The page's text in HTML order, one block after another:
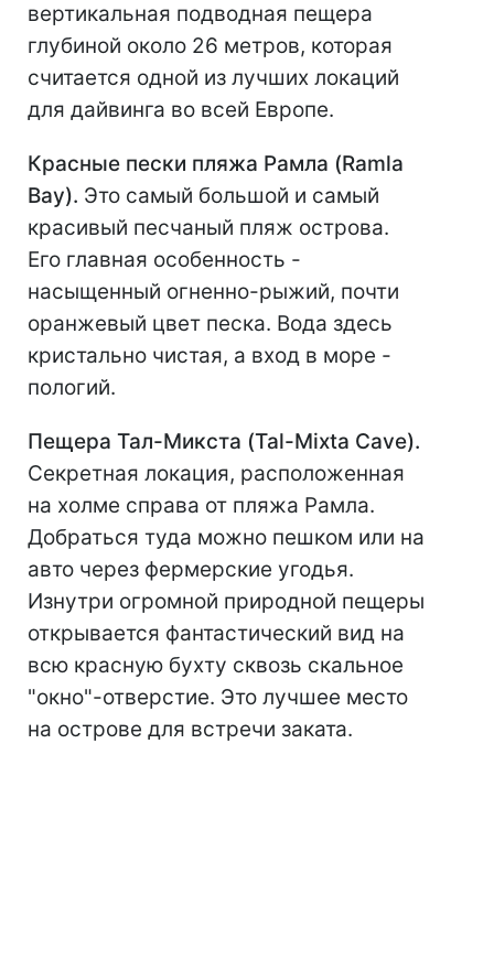
вертикальная подводная пещера
глубиной около 26 метров, которая
считается одной из лучших локаций
для дайвинга во всей Европе.
Красные пески пляжа Рамла (Ramla
Bay). Это самый большой и самый
красивый песчаный пляж острова.
Его главная особенность -
насыщенный огненно-рыжий, почти
оранжевый цвет песка. Вода здесь
кристально чистая, а вход в море -
пологий.
Пещера Тал-Микста (Tal-Mixta Cave).
Секретная локация, расположенная
на холме справа от пляжа Рамла.
Добраться туда можно пешком или на
авто через фермерские угодья.
Изнутри огромной природной пещеры
открывается фантастический вид на
всю красную бухту сквозь скальное
"окно"-отверстие. Это лучшее место
на острове для встречи заката.